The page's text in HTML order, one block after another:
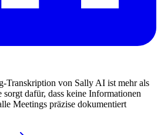
Transkription von Sally AI ist mehr als
sorgt dafür, dass keine Informationen
Meetings präzise dokumentiert